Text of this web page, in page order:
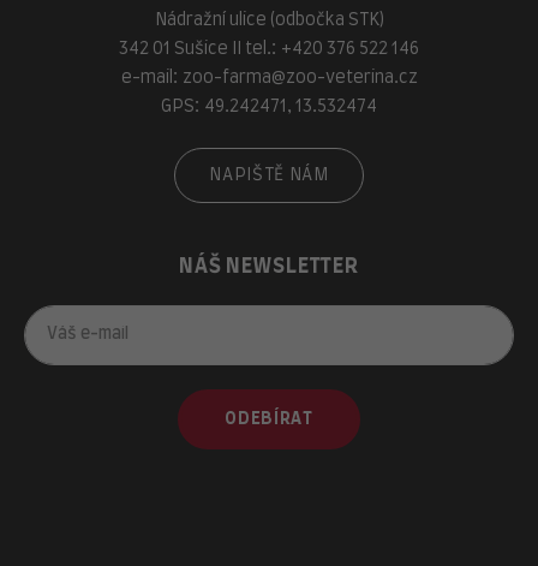
Nádražní ulice (odbočka STK)
342 01 Sušice II tel.: +420 376 522 146
e-mail: zoo-farma@zoo-veterina.cz
GPS: 49.242471, 13.532474
NAPIŠTĚ NÁM
NÁŠ NEWSLETTER
ODEBÍRAT